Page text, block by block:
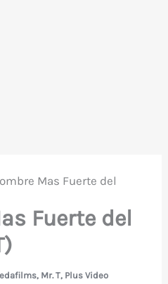
Mas Fuerte del
Fuerte del
, Mr. T, Plus Video